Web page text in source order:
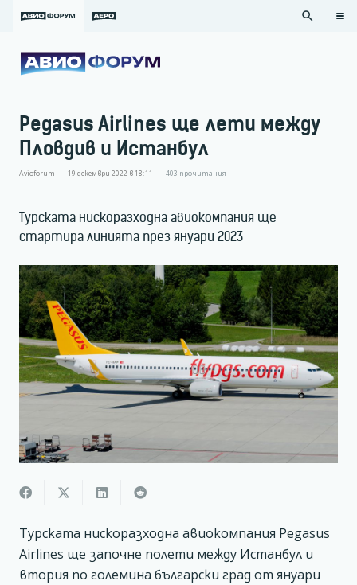
search
Pegasus Airlines ще лети между
Пловдив и Истанбул
Avioforum 19 декември 2022 в 18:11 403 прочитания
Турската нискоразходна авиокомпания ще
стартира линията през януари 2023
Турската нискоразходна авиокомпания Pegasus
Airlines ще започне полети между Истанбул и
втория по големина български град от януари